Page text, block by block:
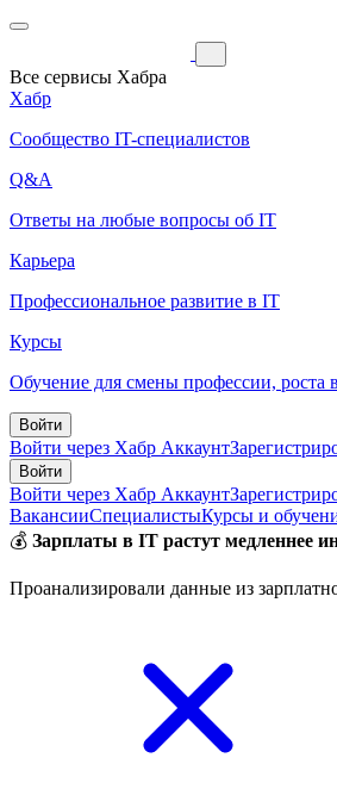
Все сервисы Хабра
Хабр
Сообщество IT-специалистов
Q&A
Ответы на любые вопросы об IT
Карьера
Профессиональное развитие в IT
Курсы
Обучение для смены профессии, роста
Войти
Войти через Хабр Аккаунт
Войти
Войти через Хабр Аккаунт
ВакансииСпециалистыКурсы и
💰 Зарплаты в IT растут медленнее
Проанализировали данные из